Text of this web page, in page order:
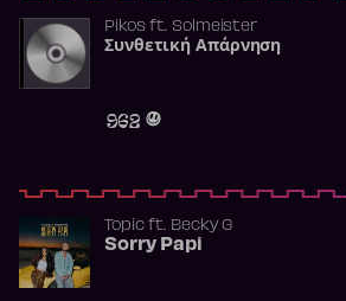
Pikosft. Solmeister
Συνθετική Απάρνηση
962
Topicft. Becky G
Sorry Papi